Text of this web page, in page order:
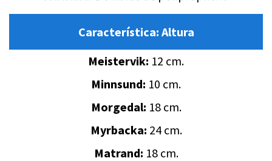
Característica: Altura
Meistervik: 12 cm.
Minnsund: 10 cm.
Morgedal: 18 cm.
Myrbacka: 24 cm.
Matrand: 18 cm.